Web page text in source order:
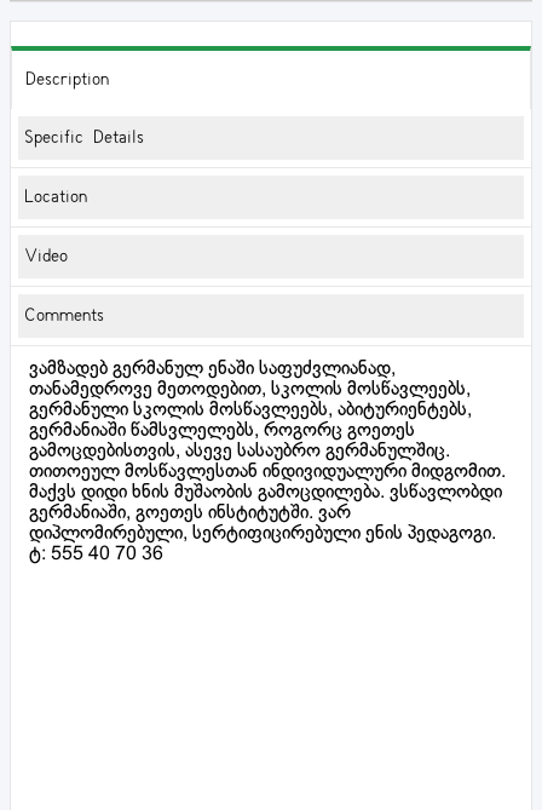
Description
Specific Details
Location
Video
Comments
ვამზადებ გერმანულ ენაში საფუძვლიანად,
თანამედროვე მეთოდებით, სკოლის მოსწავლეებს,
გერმანული სკოლის მოსწავლეებს, აბიტურიენტებს,
გერმანიაში წამსვლელებს, როგორც გოეთეს
გამოცდებისთვის, ასევე სასაუბრო გერმანულშიც.
თითოეულ მოსწავლესთან ინდივიდუალური მიდგომით.
მაქვს დიდი ხნის მუშაობის გამოცდილება. ვსწავლობდი
გერმანიაში, გოეთეს ინსტიტუტში. ვარ
დიპლომირებული, სერტიფიცირებული ენის პედაგოგი.
ტ: 555 40 70 36